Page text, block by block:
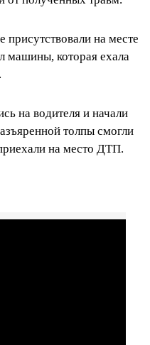
присутствовали на месте
машины, которая ехала
на водителя и начали
толпы смогли
на место ДТП.